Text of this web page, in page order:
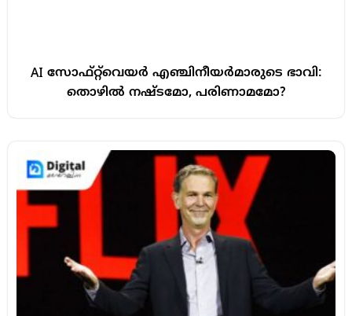
AI സോഫ്റ്റ്‌വെയർ എഞ്ചിനീയർമാരുടെ ഭാവി:
തൊഴിൽ നഷ്ടമോ, പരിണാമമോ?